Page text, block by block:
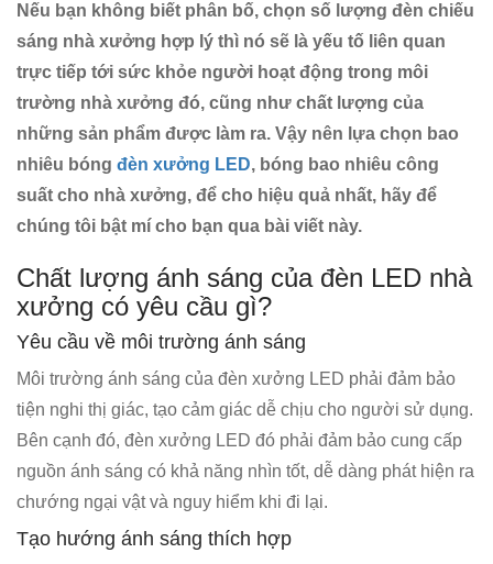
Nếu bạn không biết phân bố, chọn số lượng đèn chiếu
sáng nhà xưởng hợp lý thì nó sẽ là yếu tố liên quan
trực tiếp tới sức khỏe người hoạt động trong môi
trường nhà xưởng đó, cũng như chất lượng của
những sản phẩm được làm ra. Vậy nên lựa chọn bao
nhiêu bóng đèn xưởng LED, bóng bao nhiêu công
suất cho nhà xưởng, để cho hiệu quả nhất, hãy để
chúng tôi bật mí cho bạn qua bài viết này.
Chất lượng ánh sáng của đèn LED nhà
xưởng có yêu cầu gì?
Yêu cầu về môi trường ánh sáng
Môi trường ánh sáng của đèn xưởng LED phải đảm bảo
tiện nghi thị giác, tạo cảm giác dễ chịu cho người sử dụng.
Bên cạnh đó, đèn xưởng LED đó phải đảm bảo cung cấp
nguồn ánh sáng có khả năng nhìn tốt, dễ dàng phát hiện ra
chướng ngại vật và nguy hiểm khi đi lại.
Tạo hướng ánh sáng thích hợp